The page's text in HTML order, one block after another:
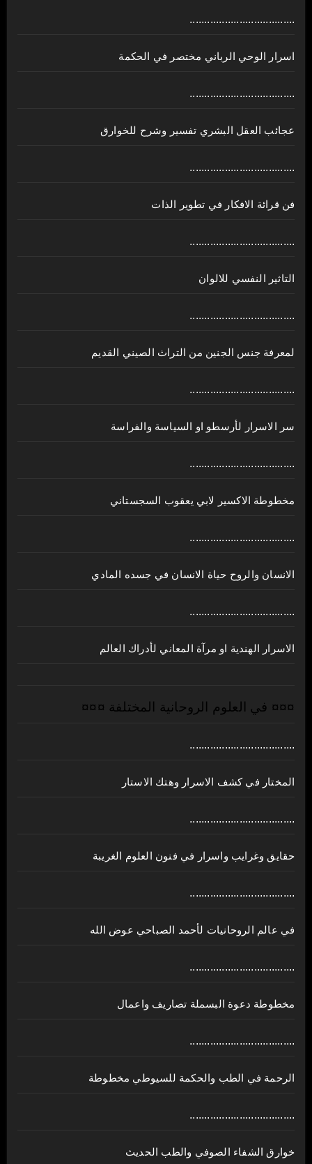
....................................
اسرار الوحي الرباني مختصر في الحكمة
....................................
عجائب العقل البشري تفسير وشرح للخوارق
....................................
فن قرائة الافكار في تطوير الذات
....................................
التاثير النفسي للالوان
....................................
لمعرفة جنس الجنين من التراث الصيني القديم
....................................
سر الاسرار لأرسطو او السياسة والفراسة
....................................
مخطوطة الاكسير لابي يعقوب السجستاني
....................................
الانسان والروح حياة الانسان في جسده المادي
....................................
الاسرار الهندية او مرآة المعاني لأدراك العالم
¤¤¤ في العلوم الروحانية المختلفة ¤¤¤
....................................
المختار في كشف الاسرار وهتك الاستار
....................................
حقايق وغرايب واسرار في فنون العلوم الغريبة
....................................
في عالم الروحانيات لأحمد الصباحي عوض الله
....................................
مخطوطة دعوة البسملة تصاريف واعمال
....................................
الرحمة في الطب والحكمة للسيوطي مخطوطة
....................................
خوارق الشفاء الصوفي والطب الحديث